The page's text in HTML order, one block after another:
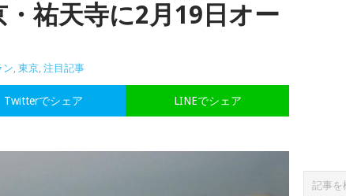
・祐天寺に2月19日オー
ン, 東京, 注目記事
LINEでシェア
Twitterでシェア